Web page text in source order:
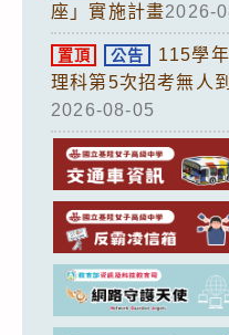
座」實施計畫2026-
置頂 公告
115學
理科第5次招考無人
2026-08-05